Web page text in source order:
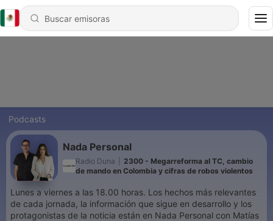
Podcasts
Nada Personal
Radio Duna
2300 - Megarreforma al TC, cambio
de mando en Colombia y cifras de robos violentos
Lunes a viernes a las 18.00 horas. Los hechos más relevantes
de cada jornada, la información que sigue en desarrollo y los
protagonistas de la noticia están en Nada Personal con Matías